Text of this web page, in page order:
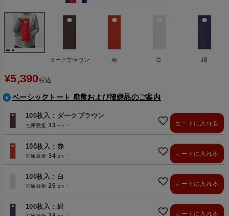
ダークブラウン 赤 白 紺
¥5,390税込
ベーシックトート 廃盤および後継品のご案内
100枚入：ダークブラウン
在庫数量 33 カートに入れる
100枚入：赤
在庫数量 34 カートに入れる
100枚入：白
在庫数量 26 カートに入れる
100枚入：紺
カートに入れる